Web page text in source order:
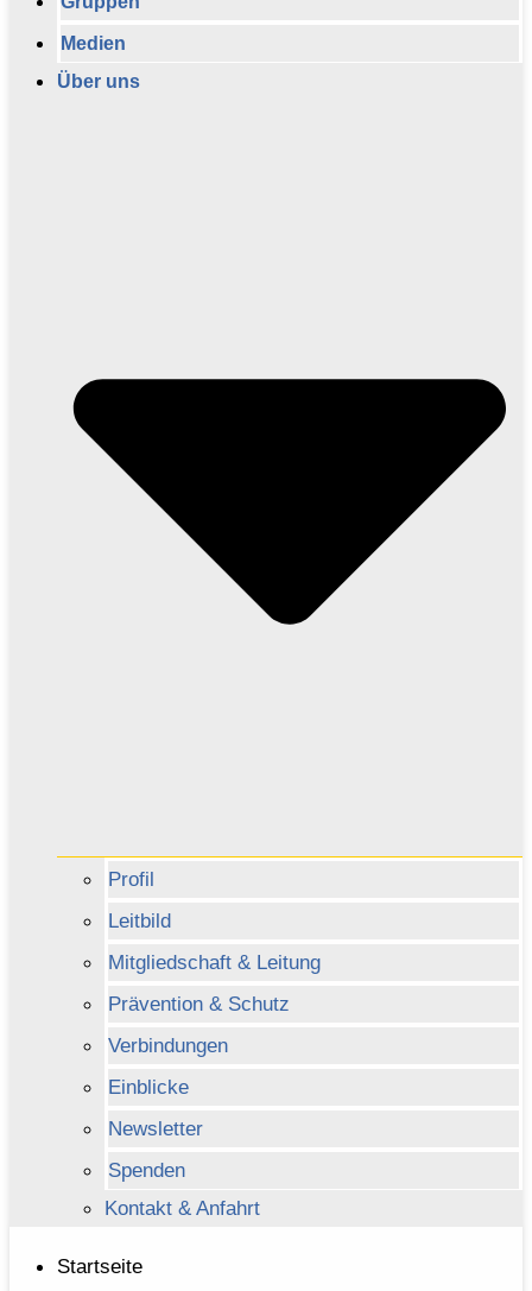
Medien
Über uns
Profil
Leitbild
Mitgliedschaft & Leitung
Prävention & Schutz
Verbindungen
Einblicke
Newsletter
Spenden
Kontakt & Anfahrt
Startseite